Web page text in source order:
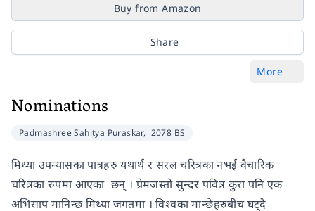
Buy from Amazon
Share
More
Nominations
Padmashree Sahitya Puraskar, 2078 BS
मिथ्या उपन्यासका पात्रहरु यथार्थ र सरल चरित्रका नभई वैचारिक
चरित्रका रुपमा आएका छन् । प्रेमजस्तो सुन्दर पवित्र कुरा पनि एक
अभिसाप मानिन्छ मिथ्या जगतमा । विश्वका मान्छेहरुबीच घट्दै